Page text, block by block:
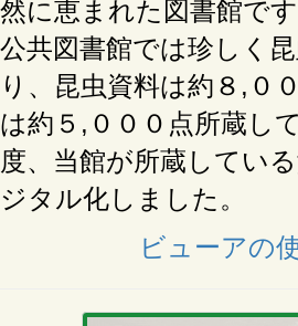
然に恵まれた図書館です
公共図書館では珍しく
り、昆虫資料は約８,０
は約５,０００点所蔵し
度、当館が所蔵してい
ジタル化しました。
ビューアの